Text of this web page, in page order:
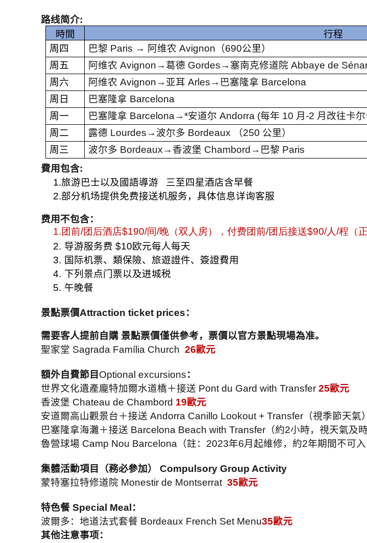
路线简介:
時間
行程
周四
巴黎 Paris → 阿维农 Avignon （690公里）
周五
阿维农 Avignon→葛德 Gordes→ 塞南克修道院 Abbaye de
周六
阿维农 Avignon→ 亚耳 Arles→ 巴塞隆拿 Barcelona
周日
巴塞隆拿 Barcelona
周一
巴塞隆拿 Barcelona→*安道尔 Andorra (每年 10 月-2 月改往卡
周二
露德 Lourdes→ 波尔多 Bordeaux （250 公里）
周三
波尔多 Bordeaux→ 香波堡 Chambord→ 巴黎 Paris
費用包含:
1.旅游巴士以及國語導游
三至四星酒店含早餐
2.部分机场提供免费接送机服务，具体信息详询客服
费用不包含：
1.团前/团后酒店$190/间/晚（双人房），付费团前/团后接送$90/人/程（
2. 导游服务费 $10欧元每人每天
3. 国际机票、類保險、旅遊證件、簽證費用
4. 下列景点门票以及进城税
5. 午晚餐
景點票價Attraction ticket prices：
需要客人提前自購 景點票價僅供參考，票價以官方景點現場為准。
聖家堂 Sagrada Família Church 26歐元
額外自費節目 Optional excursions：
世界文化遺產龐特加爾水道橋＋接送 Pont du Gard with Transfer 25歐元
香波堡 Chateau de Chambord 19歐元
安道爾高山觀景台＋接送 Andorra Canillo Lookout + Transfer （視季節天氣）
巴塞隆拿海灘＋接送 Barcelona Beach with Transfer （約2小時，視天氣及時
魯營球場 Camp Nou Barcelona （註： 2023年6月起維修，約2年期間不可入
集體活動項目（務必參加）
Compulsory Group Activity
蒙特塞拉特修道院 Monestir de Montserrat 35歐元
特色餐 Special Meal ：
波爾多：地道法式套餐 Bordeaux French Set Menu35歐元
其他注意事项：